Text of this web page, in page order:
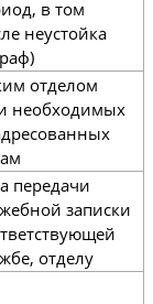
в том
неустойка
отделом
необходимых
передачи
записки
отделу